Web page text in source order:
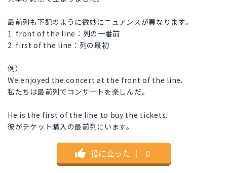
最前列も下記のように微妙にニュアンスが異なります。
1. front of the line：列の一番前
2. first of the line：列の最初
例）
We enjoyed the concert at the front of the line.
私たちは最前列でコンサートを楽しんだ。
He is the first of the line to buy the tickets.
彼がチケット購入の最前列にいます。
役に立った ｜ 0